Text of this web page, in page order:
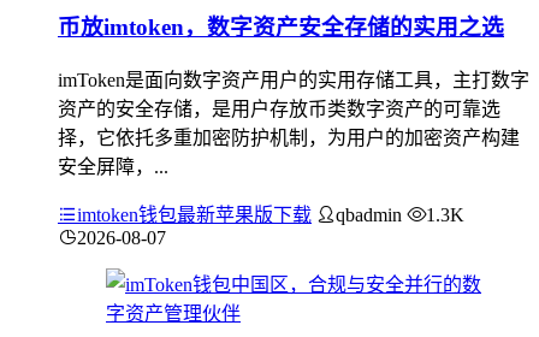
币放imtoken，数字资产安全存储的实用之选
imToken是面向数字资产用户的实用存储工具，主打数字
资产的安全存储，是用户存放币类数字资产的可靠选
择，它依托多重加密防护机制，为用户的加密资产构建
安全屏障，...
imtoken钱包最新苹果版下载 qbadmin
1.3K
2026-08-07